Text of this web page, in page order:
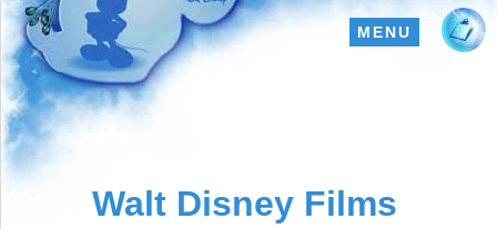
MENU
Walt Disney Films